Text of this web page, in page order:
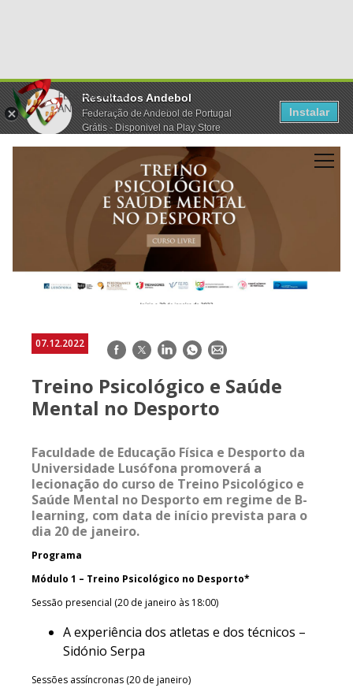
Resultados Andebol
Federação de Andebol de Portugal
Grátis - Disponivel na Play Store
Instalar
07.12.2022 Facebook
TwitterLinkedInWhatsApp
E-
Treino Psicológico e Saúde
Mental no Desporto
Faculdade de Educação Física e Desporto da
Universidade Lusófona promoverá a
lecionação do curso de Treino Psicológico e
Saúde Mental no Desporto em regime de B-
learning, com data de início prevista para o
dia 20 de janeiro.
Programa
Módulo 1 – Treino Psicológico no Desporto*
Sessão presencial (20 de janeiro às 18:00)
A experiência dos atletas e dos técnicos –
Sidónio Serpa
Sessões assíncronas (20 de janeiro)